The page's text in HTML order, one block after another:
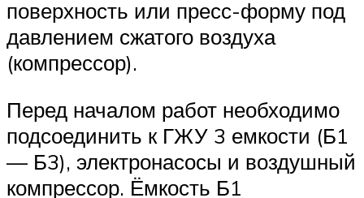
поверхность или пресс-форму под
давлением сжатого воздуха
(компрессор).
Перед началом работ необходимо
подсоединить к ГЖУ 3 емкости (Б1
— Б3), электронасосы и воздушный
компрессор. Ёмкость Б1